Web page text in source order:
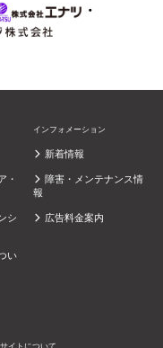
・
・
シ
い
インフォメーション
新着情報
障害・メンテナンス情
報
広告料金案内
イトについて